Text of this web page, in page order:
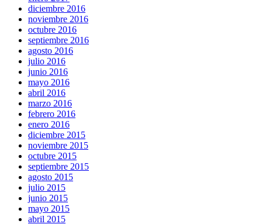
diciembre 2016
noviembre 2016
octubre 2016
septiembre 2016
agosto 2016
julio 2016
junio 2016
mayo 2016
abril 2016
marzo 2016
febrero 2016
enero 2016
diciembre 2015
noviembre 2015
octubre 2015
septiembre 2015
agosto 2015
julio 2015
junio 2015
mayo 2015
abril 2015